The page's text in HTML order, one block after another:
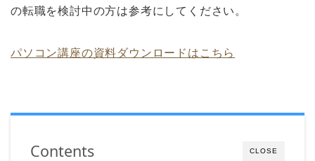
の転職を検討中の方は参考にしてください。
パソコン講座の資料ダウンロードはこちら
CLOSE
Contents